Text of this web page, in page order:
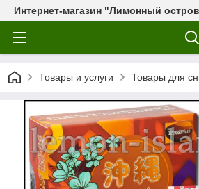
Интернет-магазин "Лимонный
Товары и услуги Товары для